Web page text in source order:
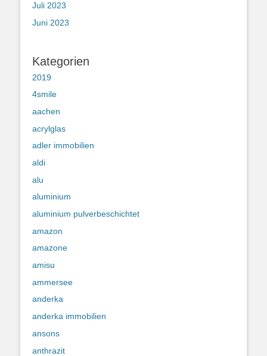
Juli 2023
Juni 2023
Kategorien
2019
4smile
aachen
acrylglas
adler immobilien
aldi
alu
aluminium
aluminium pulverbeschichtet
amazon
amazone
amisu
ammersee
anderka
anderka immobilien
ansons
anthrazit